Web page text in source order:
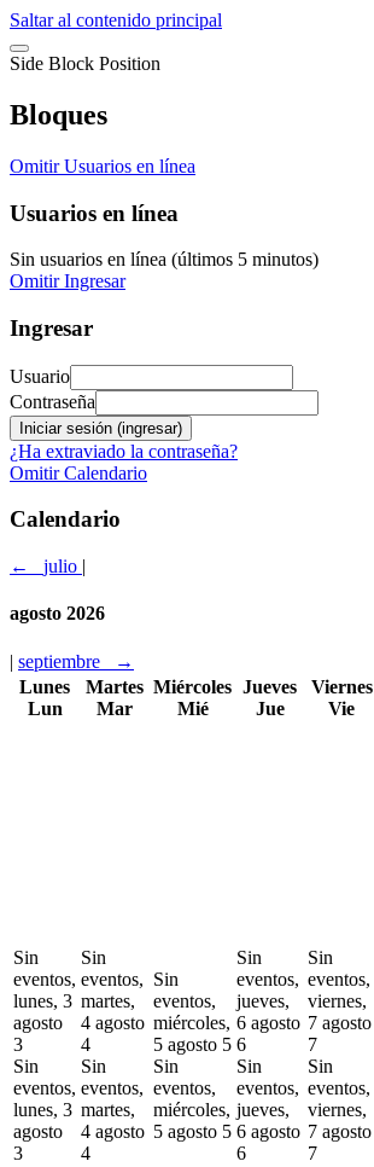
Saltar al contenido principal
Side Block Position
Bloques
Omitir Usuarios en línea
Usuarios en línea
Sin usuarios en línea (últimos 5 minutos)
Omitir Ingresar
Ingresar
Usuario
Contraseña
¿Ha extraviado la contraseña?
Omitir Calendario
Calendario
← julio |
agosto 2026
| septiembre
→
Lunes
Lun
Martes
Mar
Miércoles
Mié
Jueves
Jue
Viernes
Vie
Sin
eventos,
lunes, 3
agosto
3
Sin
eventos,
lunes, 3
agosto
3
Sin
eventos,
martes,
4 agosto
4
Sin
eventos,
martes,
4 agosto
4
Sin
eventos,
miércoles,
5 agosto 5
Sin
eventos,
miércoles,
5 agosto 5
Sin
eventos,
jueves,
6 agosto
6
Sin
eventos,
jueves,
6 agosto
6
Sin
eventos,
viernes,
7 agosto
7
Sin
eventos,
viernes,
7 agosto
7